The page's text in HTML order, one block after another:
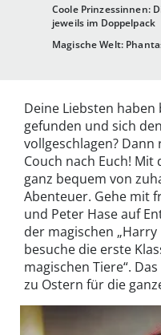
Coole Prinzessinnen:
jeweils im Doppelpack
Magische Welt:
Deine Liebsten
gefunden und sich
vollgeschlagen?
Couch nach Euch! Mit
ganz bequem von
Abenteuer. Gehe mit
und Peter Hase auf
der magischen
besuche die erste
magischen Tiere“.
zu Ostern für die